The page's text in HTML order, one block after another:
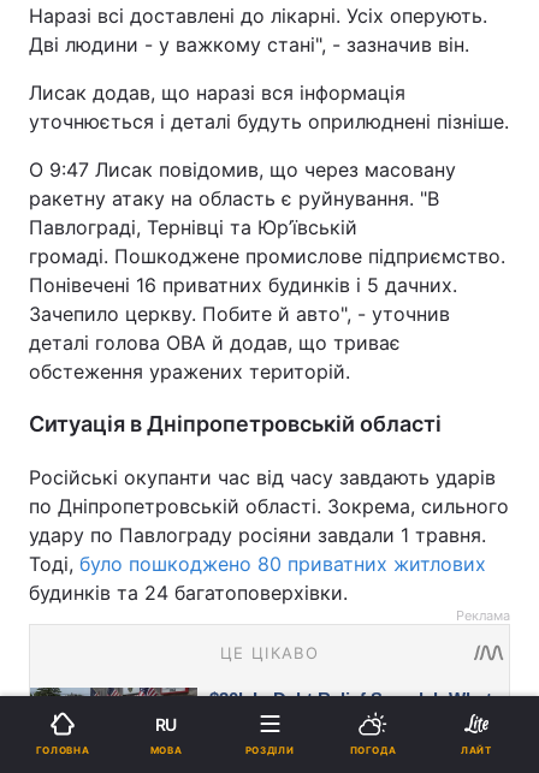
Наразі всі доставлені до лікарні. Усіх оперують.
Дві людини - у важкому стані", - зазначив він.
Лисак додав, що наразі вся інформація
уточнюється і деталі будуть оприлюднені пізніше.
О 9:47 Лисак повідомив, що через масовану
ракетну атаку на область є руйнування. "В
Павлограді, Тернівці та Юр’ївській
громаді. Пошкоджене промислове підприємство.
Понівечені 16 приватних будинків і 5 дачних.
Зачепило церкву. Побите й авто", - уточнив
деталі голова ОВА й додав, що триває
обстеження уражених територій.
Ситуація в Дніпропетровській області
Російські окупанти час від часу завдають ударів
по Дніпропетровській області. Зокрема, сильного
удару по Павлограду росіяни завдали 1 травня.
Тоді, було пошкоджено 80 приватних житлових
будинків та 24 багатоповерхівки.
Реклама
ГОЛОВНА
RU
МОВА РОЗДІЛИ ПОГОДА ЛАЙТ